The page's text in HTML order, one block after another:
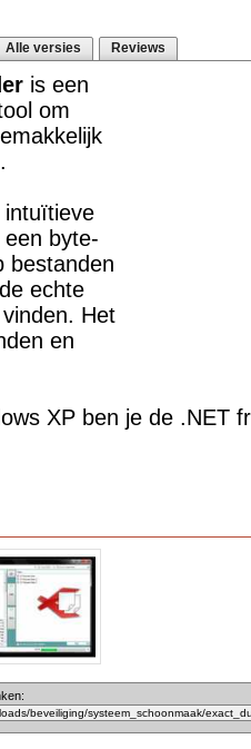
Alle versies Reviews
is een
om
intuïtieve
byte-
bestanden
echte
Het
en
XP ben je de .NET